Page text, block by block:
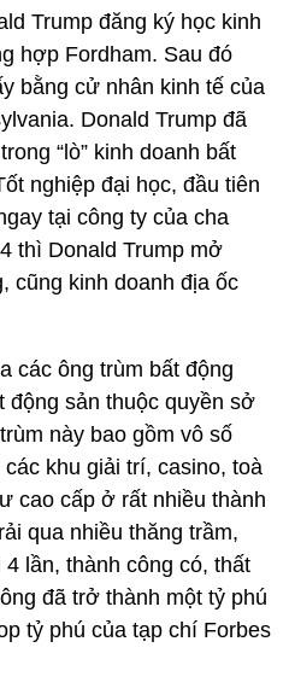
Trump đăng ký học kinh
hợp Fordham. Sau đó
bằng cử nhân kinh tế của
Donald Trump đã
“lò” kinh doanh bất
nghiệp đại học, đầu tiên
tại công ty của cha
thì Donald Trump mở
cũng kinh doanh địa ốc
các ông trùm bất động
động sản thuộc quyền sở
này bao gồm vô số
khu giải trí, casino, toà
cao cấp ở rất nhiều thành
qua nhiều thăng trầm,
lần, thành công có, thất
đã trở thành một tỷ phú
tỷ phú của tạp chí Forbes